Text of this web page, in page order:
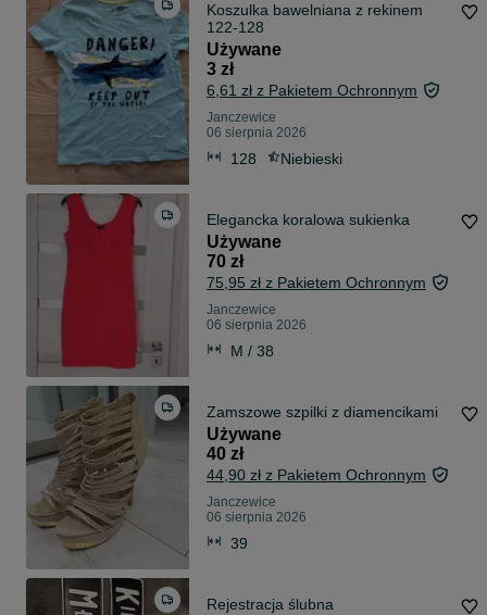
Koszulka bawelniana z rekinem
122-128
Używane
3 zł
6,61 zł z Pakietem Ochronnym
Janczewice
06 sierpnia 2026
128 Niebieski
Elegancka koralowa sukienka
Używane
70 zł
75,95 zł z Pakietem Ochronnym
Janczewice
06 sierpnia 2026
M / 38
Zamszowe szpilki z diamencikami
Używane
40 zł
44,90 zł z Pakietem Ochronnym
Janczewice
06 sierpnia 2026
39
Rejestracja ślubna